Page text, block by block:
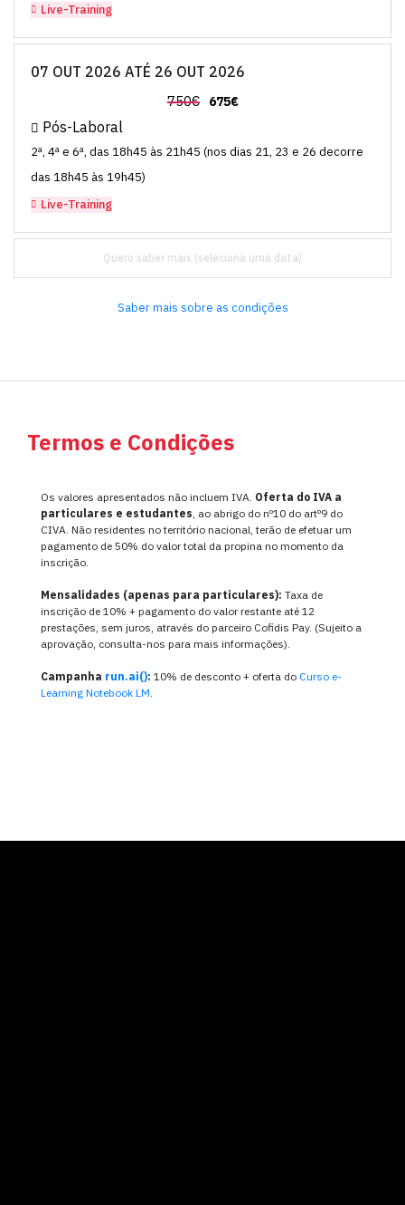
Live-Training
07 OUT 2026 ATÉ 26 OUT 2026
750€ 675€
Pós-Laboral
2ª, 4ª e 6ª, das 18h45 às 21h45 (nos dias 21, 23 e 26 decorre
das 18h45 às 19h45)
Live-Training
Quero saber mais
Saber mais sobre as condições
Termos e Condições
Os valores apresentados não incluem IVA. Oferta do IVA a
particulares e estudantes , ao abrigo do nº10 do artº9 do
CIVA. Não residentes no território nacional, terão de efetuar um
pagamento de 50% do valor total da propina no momento da
inscrição.
Mensalidades (apenas para particulares): Taxa de
inscrição de 10% + pagamento do valor restante até 12
prestações, sem juros, através do parceiro Cofidis Pay. (Sujeito a
aprovação, consulta-nos para mais informações).
Campanha run.ai(): 10% de desconto + oferta do Curso e-
Learning Notebook LM